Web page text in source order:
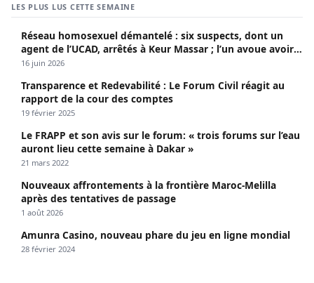
LES PLUS LUS CETTE SEMAINE
Réseau homosexuel démantelé : six suspects, dont un
agent de l’UCAD, arrêtés à Keur Massar ; l’un avoue avoir
propagé le VIH depuis 2018
16 juin 2026
Transparence et Redevabilité : Le Forum Civil réagit au
rapport de la cour des comptes
19 février 2025
Le FRAPP et son avis sur le forum: « trois forums sur l’eau
auront lieu cette semaine à Dakar »
21 mars 2022
Nouveaux affrontements à la frontière Maroc-Melilla
après des tentatives de passage
1 août 2026
Amunra Casino, nouveau phare du jeu en ligne mondial
28 février 2024